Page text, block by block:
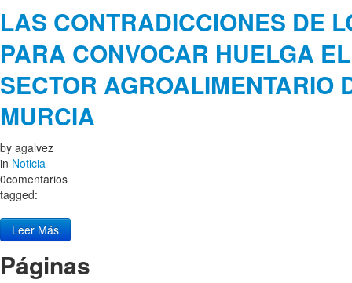
LAS CONTRADICCIONES DE
PARA CONVOCAR HUELGA
SECTOR AGROALIMENTARIO
MURCIA
by agalvez
in Noticia
0comentarios
tagged:
Leer Más
Páginas